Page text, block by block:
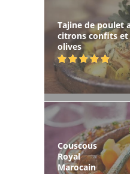
Tajine de poulet
citrons confits et
olives
Couscous
Royal
Marocain